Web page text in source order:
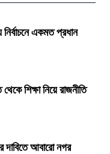
নির্বাচনে একমত প্রধান
শিক্ষা নিয়ে রাজনীতি
দাবিতে আবারো নগর